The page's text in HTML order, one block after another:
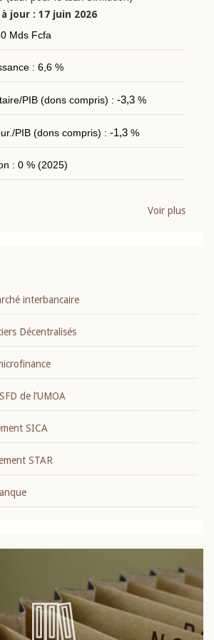
jour : 17 juin 2026
Mds Fcfa
: 6,6 %
PIB (dons compris) : -3,3%
PIB (dons compris) : -1,3%
: 0 % (2025)
Voir plus
interbancaire
Décentralisés
de l’UMOA
SICA
STAR